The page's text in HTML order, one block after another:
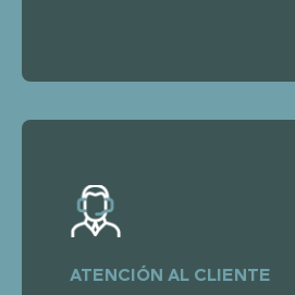
ATENCIÓN AL CLIENTE